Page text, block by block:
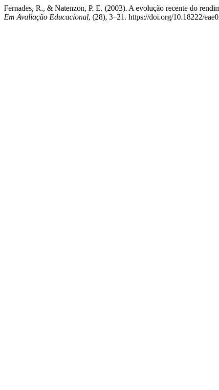
Fernades, R., & Natenzon, P. E. (2003). A evolução recente do
Em Avaliação Educacional, (28), 3–21. https://doi.org/10.18222/